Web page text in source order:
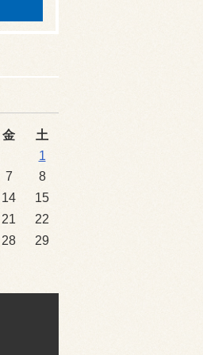
金
土
1
7
8
14
15
21
22
28
29